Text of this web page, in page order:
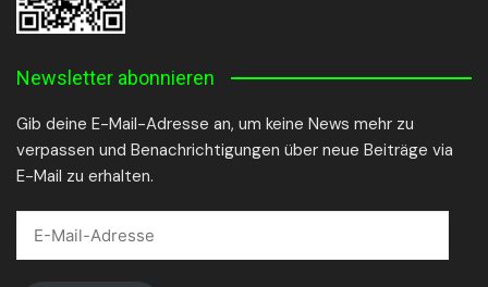
Newsletter abonnieren
Gib deine E-Mail-Adresse an, um keine News mehr zu
verpassen und Benachrichtigungen über neue Beiträge via
E-Mail zu erhalten.
Mail-